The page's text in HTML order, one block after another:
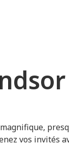
vos invités